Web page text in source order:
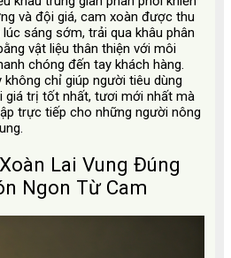
và đội giá, cam xoàn được thu
sáng sớm, trải qua khâu phân
vật liệu thân thiện với môi
chóng đến tay khách hàng.
không chỉ giúp người tiêu dùng
giá trị tốt nhất, tươi mới nhất mà
trực tiếp cho những người nông
Lai Vung Đúng
Ngon Từ Cam